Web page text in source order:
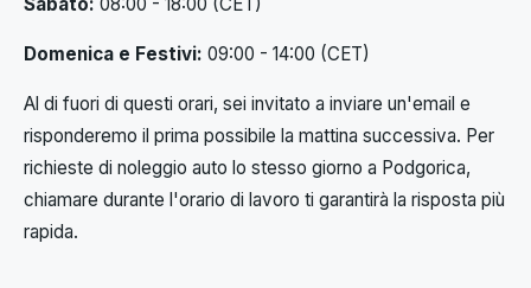
Domenica e Festivi: 09:00 - 14:00 (CET)
Al di fuori di questi orari, sei invitato a inviare un'email e
risponderemo il prima possibile la mattina successiva. Per
richieste di noleggio auto lo stesso giorno a Podgorica,
chiamare durante l'orario di lavoro ti garantirà la risposta più
rapida.